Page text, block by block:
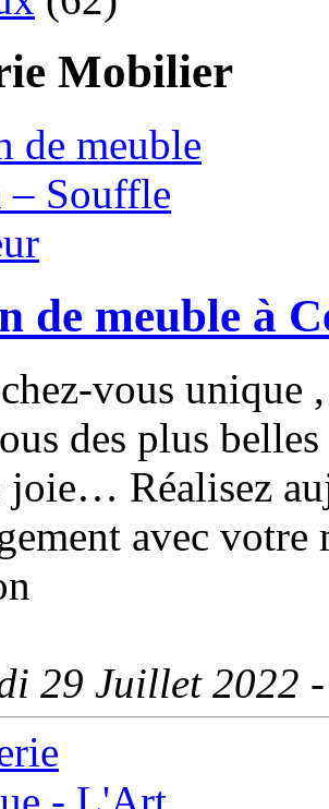
Mobilier
de meuble à
vous unique
des plus
joie… Réalisez
avec
29 Juillet 2022